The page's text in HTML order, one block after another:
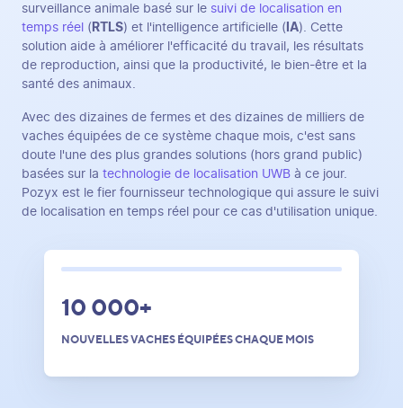
surveillance animale basé sur le suivi de localisation en
temps réel ( RTLS) et l'intelligence artificielle ( IA). Cette
solution aide à améliorer l'efficacité du travail, les résultats
de reproduction, ainsi que la productivité, le bien-être et la
santé des animaux.
Avec des dizaines de fermes et des dizaines de milliers de
vaches équipées de ce système chaque mois, c'est sans
doute l'une des plus grandes solutions (hors grand public)
basées sur la technologie de localisation UWB à ce jour.
Pozyx est le fier fournisseur technologique qui assure le suivi
de localisation en temps réel pour ce cas d'utilisation unique.
10 000+
NOUVELLES VACHES ÉQUIPÉES CHAQUE MOIS